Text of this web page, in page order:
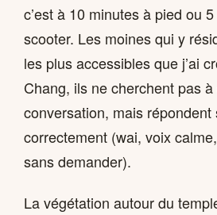
c’est à 10 minutes à pied ou
scooter. Les moines qui y
les plus accessibles que j’ai
Chang, ils ne cherchent pas
conversation, mais
correctement (wai, voix
sans demander).
La végétation autour du